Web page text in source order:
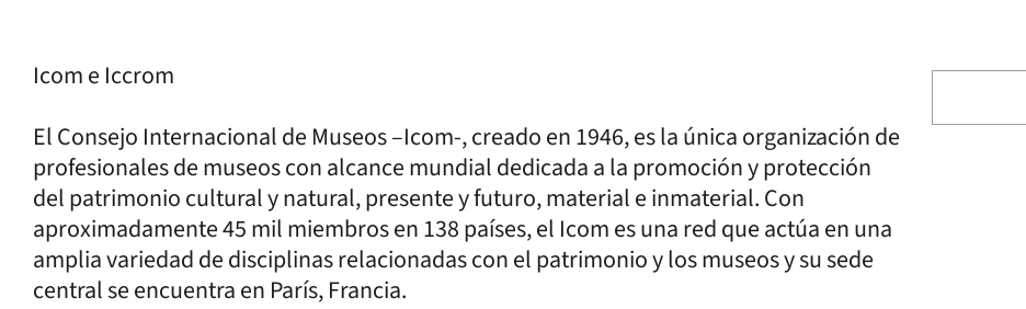
Icom e Iccrom
El Consejo Internacional de Museos –Icom-, creado en 1946, es la única organización de
profesionales de museos con alcance mundial dedicada a la promoción y protección
del patrimonio cultural y natural, presente y futuro, material e inmaterial. Con
aproximadamente 45 mil miembros en 138 países, el Icom es una red que actúa en una
amplia variedad de disciplinas relacionadas con el patrimonio y los museos y su sede
central se encuentra en París, Francia.